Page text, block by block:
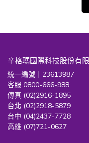
辛格瑪國際科技股份有
統一編號｜23613987
客服 0800-666-988
傳真 (02)2916-1895
台北 (02)2918-5879
台中 (04)2437-7728
高雄 (07)721-0627